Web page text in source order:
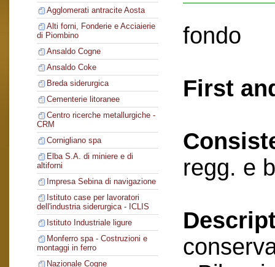
Agglomerati antracite Aosta
Alti forni, Fonderie e Acciaierie
di Piombino
Ansaldo Cogne
Ansaldo Coke
Breda siderurgica
Cementerie litoranee
Centro ricerche metallurgiche -
CRM
Cornigliano spa
Elba S.A. di miniere e di
altiforni
Impresa Sebina di navigazione
Istituto case per lavoratori
dell'industria siderurgica - ICLIS
Istituto Industriale ligure
Monferro spa - Costruzioni e
montaggi in ferro
Nazionale Cogne
fondo
First
regg. e